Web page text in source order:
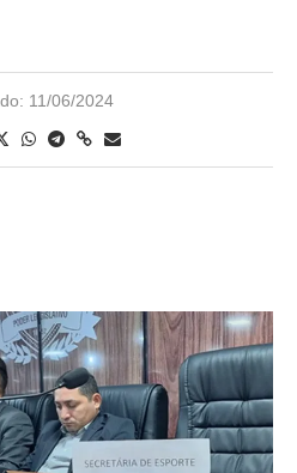
11/06/2024